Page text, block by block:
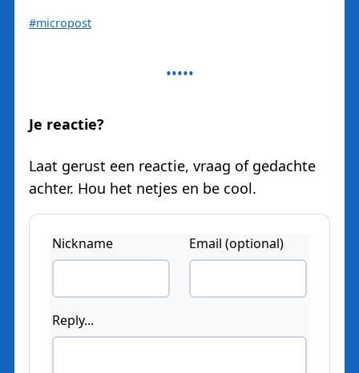
#micropost
Je reactie?
Laat gerust een reactie, vraag of gedachte
achter. Hou het netjes en be cool.